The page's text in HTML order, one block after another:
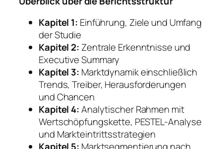
Kapitel 1: Einführung, Ziele und Umfang
der Studie
Kapitel 2: Zentrale Erkenntnisse und
Executive Summary
Kapitel 3: Marktdynamik einschließlich
Trends, Treiber, Herausforderungen
und Chancen
Kapitel 4:Analytischer Rahmen mit
Wertschöpfungskette, PESTEL-Analyse
und Markteintrittsstrategien